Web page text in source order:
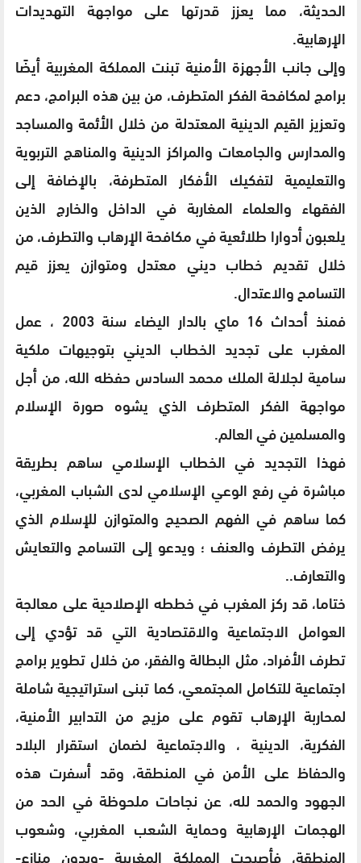
الحديثة، مما يعزز قدرتها على مواجهة التهديدات
الإرهابية.
وإلى جانب الأجهزة الأمنية تبنت المملكة المغربية أيضًا
برامج لمكافحة الفكر المتطرف، من بين هذه البرامج، دعم
وتعزيز القيم الدينية المعتدلة من خلال الأئمة والمساجد
والمدارس والجامعات والمراكز الدينية والمناهج التربوية
والتعليمية لتفكيك الأفكار المتطرفة، بالإضافة إلى
الفقهاء والعلماء المغاربة في الداخل والخارج الذين
يلعبون أدوارا طلائعية في مكافحة الإرهاب والتطرف، من
خلال تقديم خطاب ديني معتدل ومتوازن يعزز قيم
التسامح والاعتدال.
فمنذ أحداث 16 ماي بالدار اليضاء سنة 2003 ، عمل
المغرب على تجديد الخطاب الديني بتوجيهات ملكية
سامية لجلالة الملك محمد السادس حفظه الله، من أجل
مواجهة الفكر المتطرف الذي يشوه صورة الإسلام
والمسلمين في العالم.
فهذا التجديد في الخطاب الإسلامي ساهم بطريقة
مباشرة في رفع الوعي الإسلامي لدى الشباب المغربي،
كما ساهم في الفهم الصحيح والمتوازن للإسلام الذي
يرفض التطرف والعنف ؛ ويدعو إلى التسامح والتعايش
والتعارف..
ختاما، قد ركز المغرب في خططه الإصلاحية على معالجة
العوامل الاجتماعية والاقتصادية التي قد تؤدي إلى
تطرف الأفراد، مثل البطالة والفقر، من خلال تطوير برامج
اجتماعية للتكامل المجتمعي، كما تبنى استراتيجية شاملة
لمحاربة الإرهاب تقوم على مزيج من التدابير الأمنية،
الفكرية، الدينية ، والاجتماعية لضمان استقرار البلاد
والحفاظ على الأمن في المنطقة، وقد أسفرت هذه
الجهود والحمد لله، عن نجاحات ملحوظة في الحد من
الهجمات الإرهابية وحماية الشعب المغربي، وشعوب
المنطقة، فأصبحت المملكة المغربية -وبدون منازع-